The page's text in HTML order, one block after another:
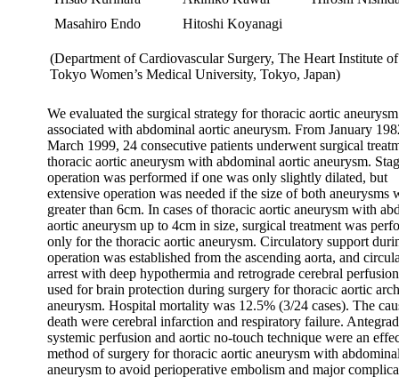
(Department of Cardiovascular Surgery, The Heart Institute of
Tokyo Women’s Medical University, Tokyo, Japan)
Masahiro Endo
Hitoshi Koyanagi
We evaluated the surgical strategy for thoracic aortic aneurysm
associated with abdominal aortic aneurysm. From January
March 1999, 24 consecutive patients underwent surgical
thoracic aortic aneurysm with abdominal aortic aneurysm.
operation was performed if one was only slightly dilated, but
extensive operation was needed if the size of both aneurysms
greater than 6cm. In cases of thoracic aortic aneurysm with
aortic aneurysm up to 4cm in size, surgical treatment was
only for the thoracic aortic aneurysm. Circulatory support
operation was established from the ascending aorta, and
arrest with deep hypothermia and retrograde cerebral
used for brain protection during surgery for thoracic aortic arch
aneurysm. Hospital mortality was 12.5% (3/24 cases). The
death were cerebral infarction and respiratory failure.
systemic perfusion and aortic no-touch technique were an
method of surgery for thoracic aortic aneurysm with
aneurysm to avoid perioperative embolism and major